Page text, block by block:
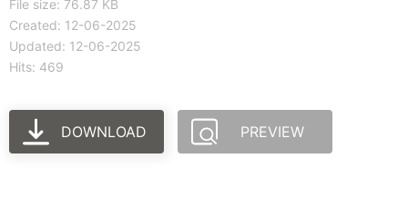
File size: 76.87 KB
Created: 12-06-2025
Updated: 12-06-2025
Hits: 469
DOWNLOAD PREVIEW